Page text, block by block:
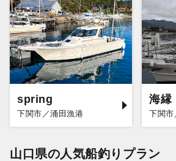
spring
下関市／涌田漁港
海縁
下関市
山口県の人気船釣りプラン